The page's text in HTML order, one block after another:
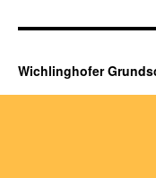
Wichlinghofer